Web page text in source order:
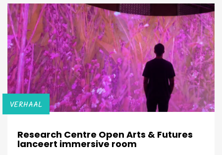
VERHAAL
Research Centre Open Arts & Futures
lanceert immersive room